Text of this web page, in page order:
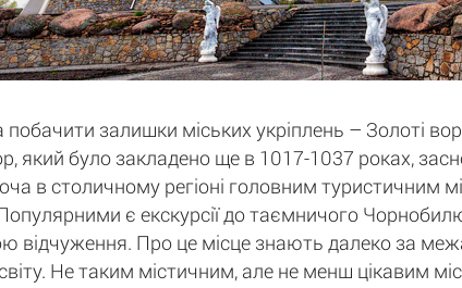
залишки міських укріплень – Золоті
який було закладено ще в 1017-1037 роках,
в столичному регіоні головним туристичним
є екскурсії до таємничого
відчуження. Про це місце знають далеко за
Не таким містичним, але не менш цікавим